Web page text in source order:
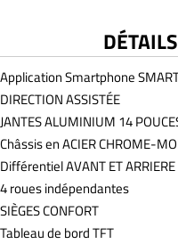
Application Smartphone
DIRECTION ASSISTÉE
JANTES ALUMINIUM 14
Châssis en ACIER CHROME-
Différentiel AVANT ET
4 roues indépendantes
SIÈGES CONFORT
Tableau de bord TFT